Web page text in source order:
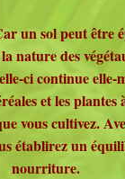
un sol peut être
nature des
ci continue
et les
vous cultivez.
établirez un
nourriture.